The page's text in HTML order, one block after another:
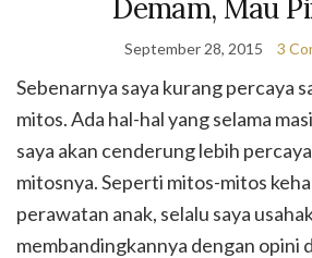
Demam, Mau
September 28, 2015 3
Sebenarnya saya kurang percaya
mitos. Ada hal-hal yang selama
saya akan cenderung lebih
mitosnya. Seperti mitos-mitos
perawatan anak, selalu saya
membandingkannya dengan opini